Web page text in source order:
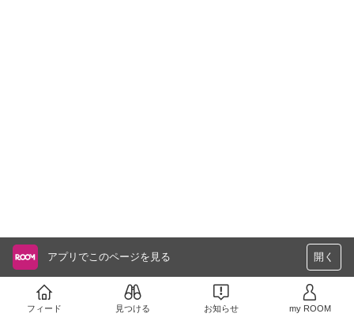
アプリでこのページを見る 開く
フィード 見つける お知らせ my ROOM